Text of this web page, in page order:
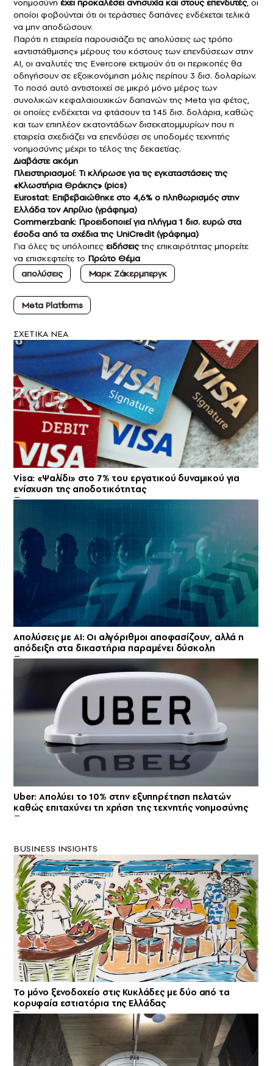
νοημοσύνη έχει προκαλέσει ανησυχία και στους επενδυτές, οι
οποίοι φοβούνται ότι οι τεράστιες δαπάνες ενδέχεται τελικά
να μην αποδώσουν.
Παρότι η εταιρεία παρουσιάζει τις απολύσεις ως τρόπο
«αντιστάθμισης» μέρους του κόστους των επενδύσεων στην
AI, οι αναλυτές της Evercore εκτιμούν ότι οι περικοπές θα
οδηγήσουν σε εξοικονόμηση μόλις περίπου 3 δισ. δολαρίων.
Το ποσό αυτό αντιστοιχεί σε μικρό μόνο μέρος των
συνολικών κεφαλαιουχικών δαπανών της Meta για φέτος,
οι οποίες ενδέχεται να φτάσουν τα 145 δισ. δολάρια, καθώς
και των επιπλέον εκατοντάδων δισεκατομμυρίων που η
εταιρεία σχεδιάζει να επενδύσει σε υποδομές τεχνητής
νοημοσύνης μέχρι το τέλος της δεκαετίας.
Διαβάστε ακόμη
Πλειστηριασμοί: Τι κλήρωσε για τις εγκαταστάσεις της
«Κλωστήρια Θράκης» (pics)
Eurostat: Επιβεβαιώθηκε στο 4,6% ο πληθωρισμός στην
Ελλάδα τον Απρίλιο (γράφημα)
Commerzbank: Προειδοποιεί για πλήγμα 1 δισ. ευρώ στα
έσοδα από τα σχέδια της UniCredit (γράφημα)
Για όλες τις υπόλοιπες ειδήσειςτης επικαιρότητας μπορείτε
να επισκεφτείτε το Πρώτο Θέμα
απολύσεις
Μαρκ Ζάκερμπεργκ
Meta Platforms
ΣXETIKA NEA
Visa: «Ψαλίδι» στο 7% του εργατικού δυναμικού για
ενίσχυση της αποδοτικότητας
Απολύσεις με AI: Οι αλγόριθμοι αποφασίζουν, αλλά η
απόδειξη στα δικαστήρια παραμένει δύσκολη
Uber: Απολύει το 10% στην εξυπηρέτηση πελατών
καθώς επιταχύνει τη χρήση της τεχνητής νοημοσύνης
BUSINESS INSIGHTS
Το μόνο ξενοδοχείο στις Κυκλάδες με δύο από τα
κορυφαία εστιατόρια της Ελλάδας